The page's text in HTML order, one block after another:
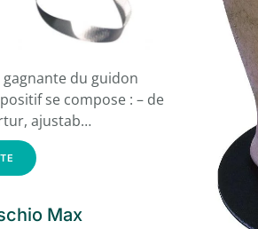
gagnante du guidon
se compose : – de
ajustab…
Max